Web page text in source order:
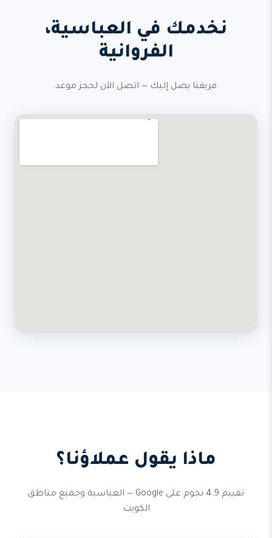
نخدمك في العباسية،
الفروانية
فريقنا يصل إليك — اتصل الآن لحجز موعد
ماذا يقول عملاؤنا؟
تقييم 4.9 نجوم على Google — العباسية وجميع مناطق
الكويت